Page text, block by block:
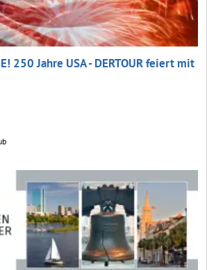
250 Jahre USA - DERTOUR feiert mit